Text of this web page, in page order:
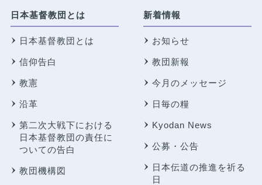
日本基督教団とは
日本基督教団とは
信仰告白
教憲
沿革
第二次大戦下における
日本基督教団の責任に
ついての告白
教団機構図
新着情報
お知らせ
教団新報
今月のメッセージ
日毎の糧
Kyodan News
公募・公告
日本伝道の推進を祈る
日